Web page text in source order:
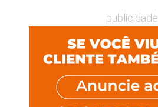
publicidade